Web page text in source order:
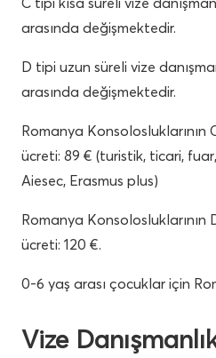
arasında değişmektedir.
D tipi uzun süreli vize
arasında değişmektedir.
Romanya Konsolosluklarının
ücreti: 89 € (turistik, ticari,
Aiesec, Erasmus plus)
Romanya Konsolosluklarının
ücreti: 120 €.
0-6 yaş arası çocuklar için
Vize